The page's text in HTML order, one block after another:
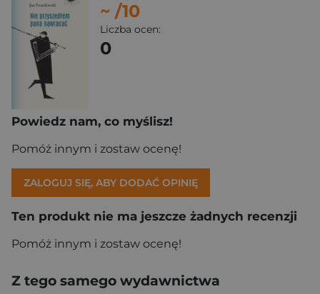
~ /10
Liczba ocen:
0
Powiedz nam, co myślisz!
Pomóż innym i zostaw ocenę!
ZALOGUJ SIĘ, ABY DODAĆ OPINIĘ
Ten produkt nie ma jeszcze żadnych recenzji
Pomóż innym i zostaw ocenę!
Z tego samego wydawnictwa